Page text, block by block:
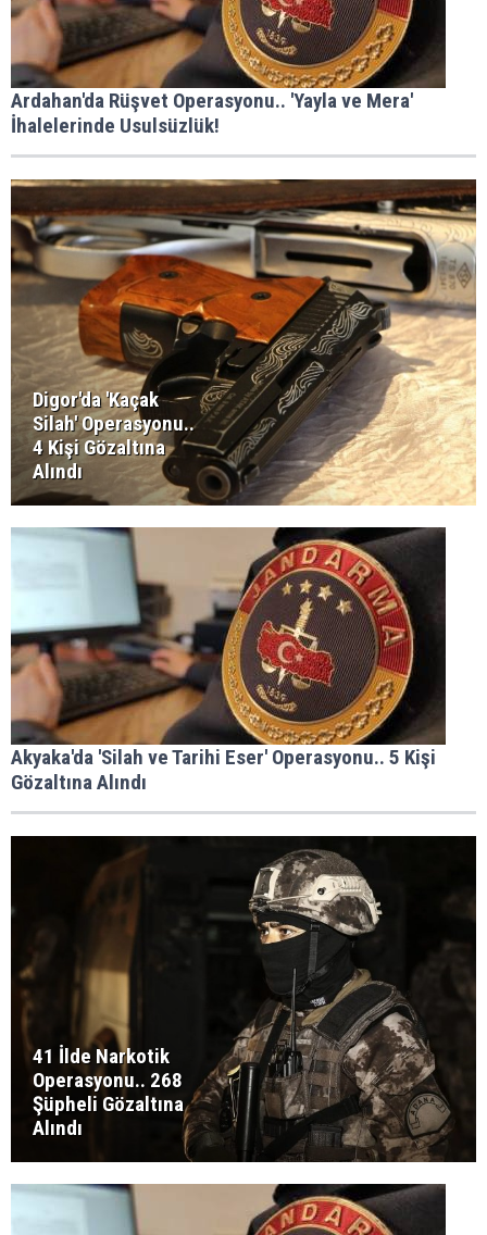
Ardahan'da Rüşvet Operasyonu.. 'Yayla ve Mera'
İhalelerinde Usulsüzlük!
Digor'da 'Kaçak
Silah' Operasyonu..
4 Kişi Gözaltına
Alındı
Akyaka'da 'Silah ve Tarihi Eser' Operasyonu.. 5 Kişi
Gözaltına Alındı
41 İlde Narkotik
Operasyonu.. 268
Şüpheli Gözaltına
Alındı